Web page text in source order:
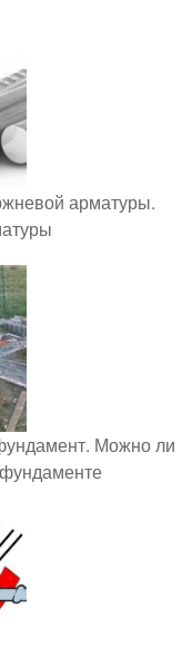
арматуры.
Можно ли